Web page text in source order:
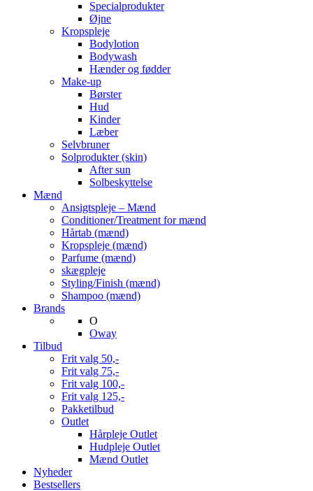
Specialprodukter
Øjne
Kropspleje
Bodylotion
Bodywash
Hænder og fødder
Make-up
Børster
Hud
Kinder
Læber
Selvbruner
Solprodukter (skin)
After sun
Solbeskyttelse
Mænd
Ansigtspleje – Mænd
Conditioner/Treatment for mænd
Hårtab (mænd)
Kropspleje (mænd)
Parfume (mænd)
skægpleje
Styling/Finish (mænd)
Shampoo (mænd)
Brands
O
Oway
Tilbud
Frit valg 50,-
Frit valg 75,-
Frit valg 100,-
Frit valg 125,-
Pakketilbud
Outlet
Hårpleje Outlet
Hudpleje Outlet
Mænd Outlet
Nyheder
Bestsellers